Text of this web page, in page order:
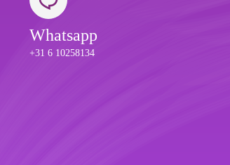
Whatsapp
+31 6 10258134